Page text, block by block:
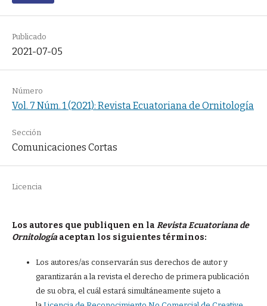
Publicado
2021-07-05
Número
Vol. 7 Núm. 1 (2021): Revista Ecuatoriana de Ornitología
Sección
Comunicaciones Cortas
Licencia
Los autores que publiquen en la Revista Ecuatoriana de
Ornitologíaaceptan los siguientes términos:
Los autores/as conservarán sus derechos de autor y
garantizarán a la revista el derecho de primera publicación
de su obra, el cuál estará simultáneamente sujeto a